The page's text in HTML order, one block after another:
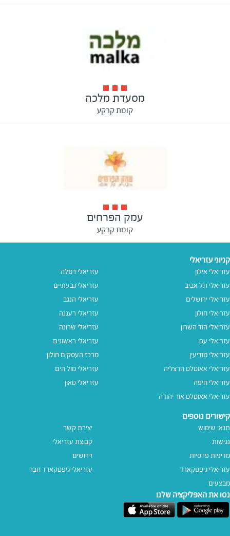
מסעדת מלכה
קומת קרקע
עמק הפרחים
קומת קרקע
קניוני עזריאלי
עזריאלי אילון
עזריאלי תל אביב
עזריאלי ירושלים
עזריאלי חולון
עזריאלי הוד השרון
עזריאלי עכו
עזריאלי מודיעין
עזריאלי אאוטלט הרצליה
עזריאלי חיפה
עזריאלי אאוטלט אור יהודה
עזריאלי רמלה
עזריאלי גבעתיים
עזריאלי הנגב
עזריאלי רעננה
עזריאלי שרונה
עזריאלי ראשונים
מרכז העסקים חולון
עזריאלי מול הים
עזריאלי טאון
קישורים נוספים
תנאי שימוש
נגישות
מדיניות פרטיות
עזריאלי גיפטקארד
מבצעים
יצירת קשר
קבוצת עזריאלי
דרושים
עזריאלי גיפטקארד חבר‎
נסו את האפליקציה שלנו